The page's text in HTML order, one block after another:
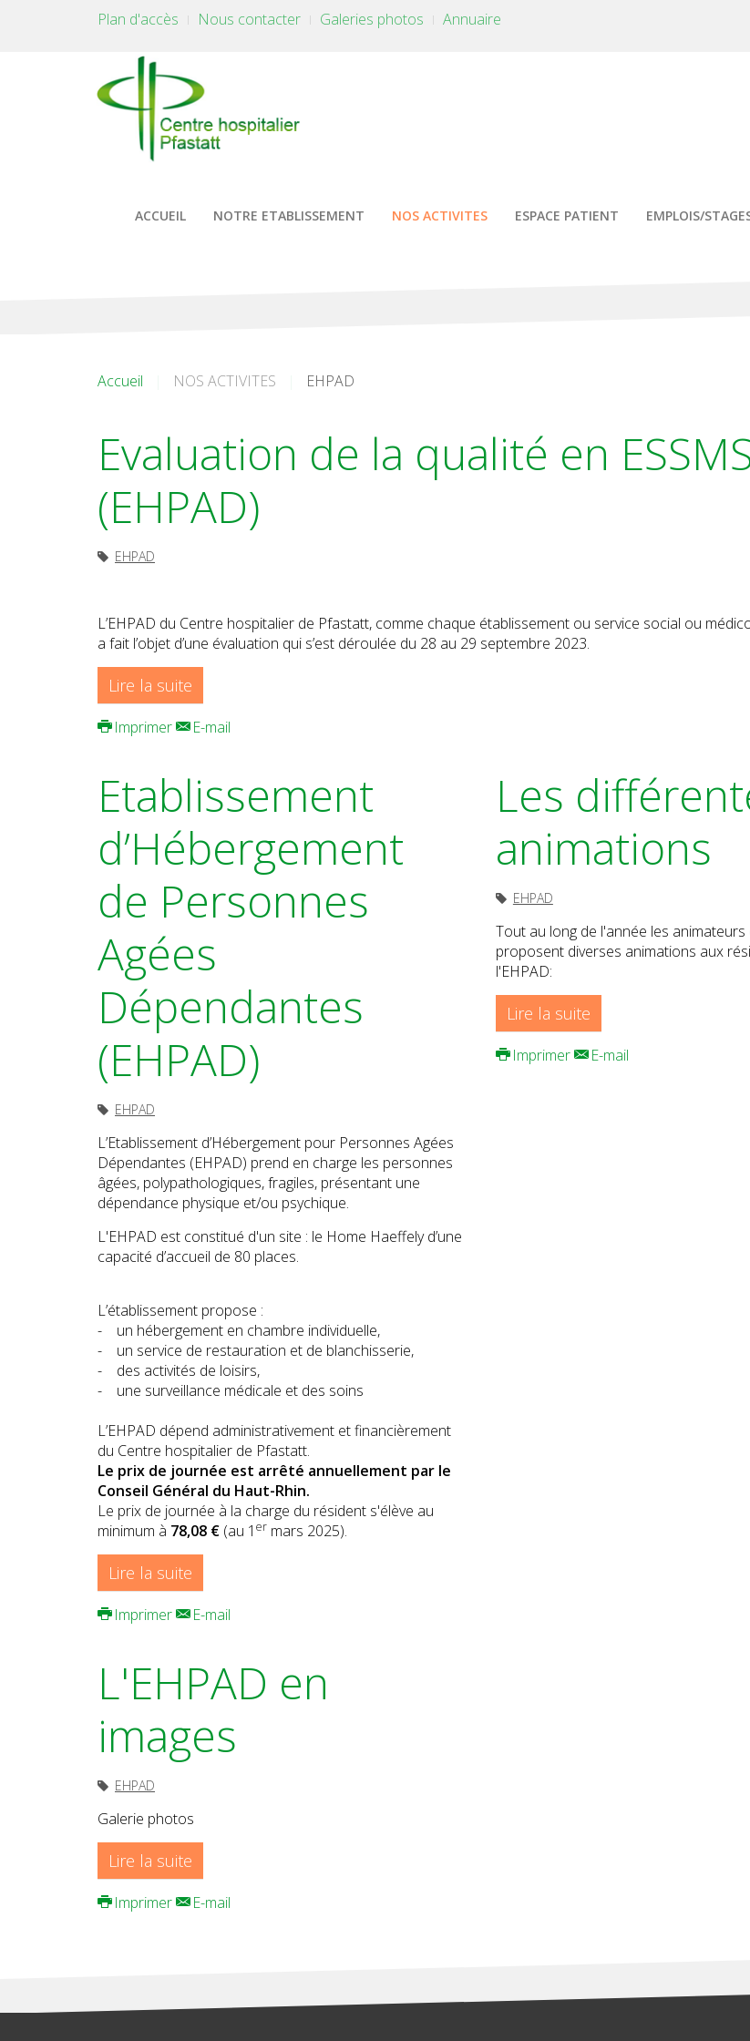
Plan d'accès Nous contacter Galeries photos Annuaire
ACCUEIL NOTRE ETABLISSEMENT NOS ACTIVITES ESPACE PATIENT EMPLOIS/
Accueil NOS ACTIVITES EHPAD
Evaluation de la qualité en
(EHPAD)
EHPAD
L’EHPAD du Centre hospitalier de Pfastatt, comme chaque établissement ou service social ou
a fait l’objet d’une évaluation qui s’est déroulée du 28 au 29 septembre 2023.
Lire la suite
Imprimer E-mail
Etablissement
d’Hébergement
de Personnes
Agées
Dépendantes
(EHPAD)
EHPAD
L’Etablissement d’Hébergement pour Personnes Agées
Dépendantes (EHPAD) prend en charge les personnes
âgées, polypathologiques, fragiles, présentant une
dépendance physique et/ou psychique.
L'EHPAD est constitué d'un site : le Home Haeffely d’une
capacité d’accueil de 80 places.
L’établissement propose :
- un hébergement en chambre individuelle,
- un service de restauration et de blanchisserie,
- des activités de loisirs,
- une surveillance médicale et des soins
L’EHPAD dépend administrativement et financièrement
du Centre hospitalier de Pfastatt.
Le prix de journée est arrêté annuellement par le
Conseil Général du Haut-Rhin.
Le prix de journée à la charge du résident s'élève au
minimum à 78,08 € (au 1 er mars 2025).
Lire la suite
Imprimer E-mail
L'EHPAD en
images
EHPAD
Galerie photos
Lire la suite
Imprimer E-mail
Les
animations
EHPAD
Tout au long de l'année les animateurs
proposent diverses animations aux
l'EHPAD:
Lire la suite
Imprimer E-mail